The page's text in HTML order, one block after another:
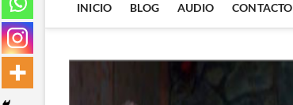
INICIO BLOG AUDIO CONTACTO